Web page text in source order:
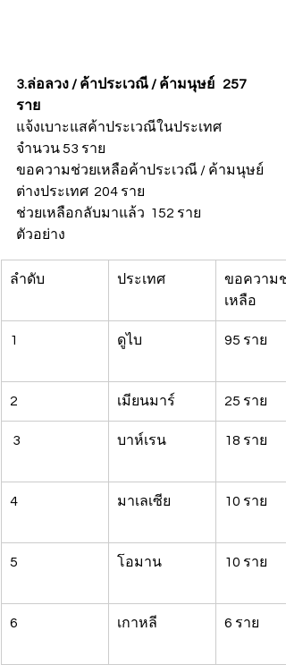
3.ล่อลวง / ค้าประเวณี / ค้ามนุษย์   257
ราย
แจ้งเบาะแสค้าประเวณีในประเทศ
จำนวน 53 ราย
ขอความช่วยเหลือค้าประเวณี / ค้ามนุษย์
ต่างประเทศ  204 ราย
ช่วยเหลือกลับมาแล้ว  152 ราย
ตัวอย่าง
ลำดับ ประเทศ
ขอความช่
เหลือ
1 ดูไบ 95 ราย
2 เมียนมาร์ 25 ราย
3 บาห์เรน 18 ราย
4 มาเลเซีย 10 ราย
5 โอมาน 10 ราย
6 เกาหลี 6 ราย